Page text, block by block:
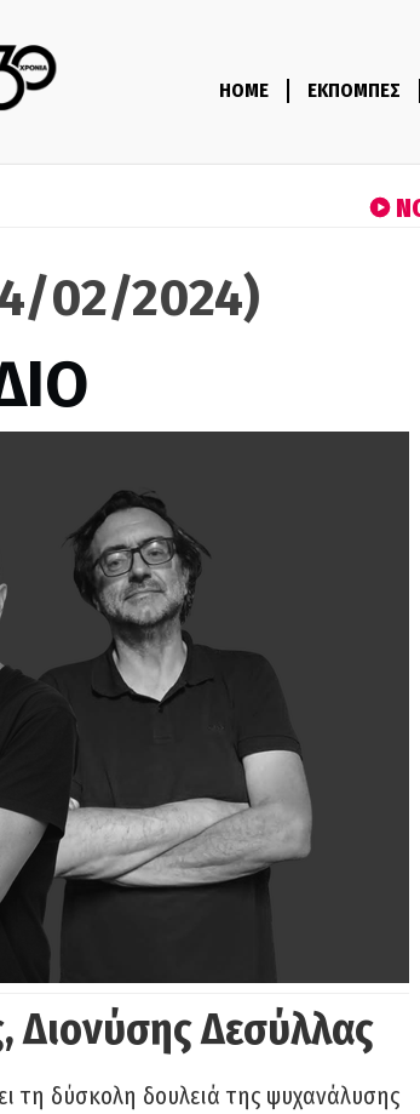
HOME ΕΚΠΟΜΠΕΣ
02/2024)
Διονύσης Δεσύλλας
τη δύσκολη δουλειά της ψυχανάλυσης